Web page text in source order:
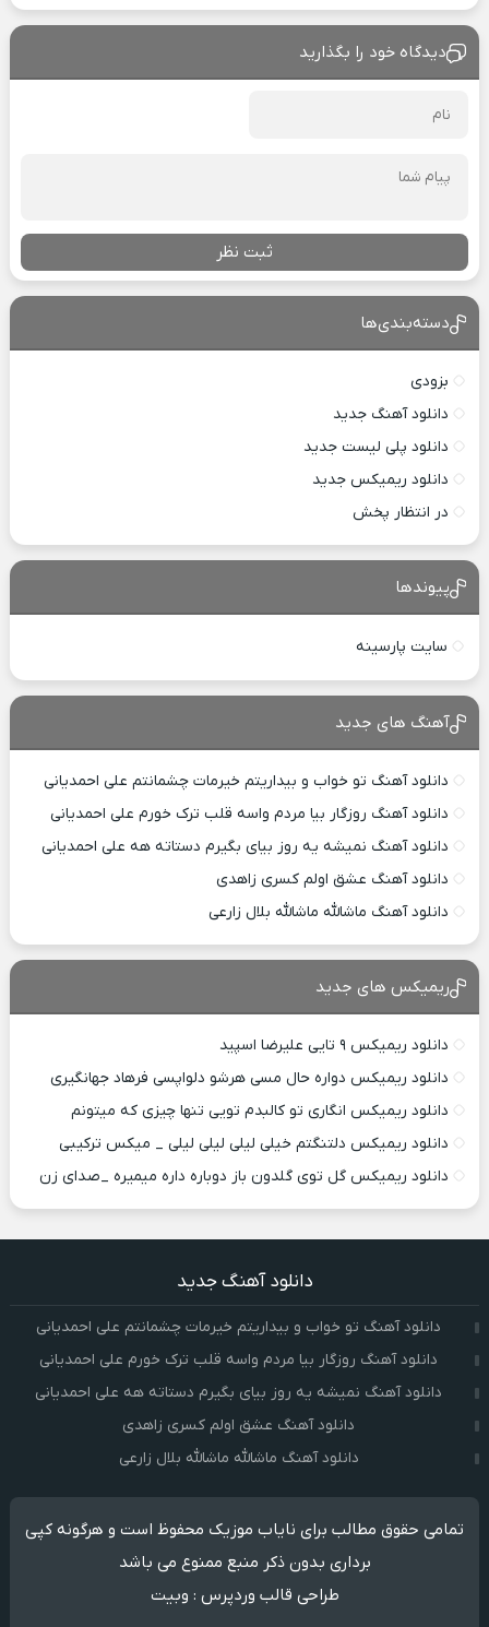
دیدگاه خود را بگذارید
ثبت نظر
دسته‌بندی‌ها
بزودی
دانلود آهنگ جدید
دانلود پلی لیست جدید
دانلود ریمیکس جدید
در انتظار پخش
پیوندها
سایت پارسینه
آهنگ های جدید
دانلود آهنگ تو خواب و بیداریتم خیرمات چشمانتم علی احمدیانی
دانلود آهنگ روزگار بیا مردم واسه قلب ترک خورم علی احمدیانی
دانلود آهنگ نمیشه یه روز بیای بگیرم دستاته هه علی احمدیانی
دانلود آهنگ عشق اولم کسری زاهدی
دانلود آهنگ ماشالله ماشالله بلال زارعی
ریمیکس های جدید
دانلود ریمیکس ۹ تایی علیرضا اسپید
دانلود ریمیکس دواره حال مسی هرشو دلواپسی فرهاد جهانگیری
دانلود ریمیکس انگاری تو کالبدم تویی تنها چیزی که میتونم
دانلود ریمیکس دلتنگتم خیلی لیلی لیلی لیلی _ میکس ترکیبی
دانلود ریمیکس گل توی گلدون باز دوباره داره میمیره _صدای زن
دانلود آهنگ جدید
دانلود آهنگ تو خواب و بیداریتم خیرمات چشمانتم علی احمدیانی
دانلود آهنگ روزگار بیا مردم واسه قلب ترک خورم علی احمدیانی
دانلود آهنگ نمیشه یه روز بیای بگیرم دستاته هه علی احمدیانی
دانلود آهنگ عشق اولم کسری زاهدی
دانلود آهنگ ماشالله ماشالله بلال زارعی
تمامی حقوق مطالب برای نایاب موزیک محفوظ است و هرگونه کپی
برداری بدون ذکر منبع ممنوع می باشد
طراحی قالب وردپرس : وبیت